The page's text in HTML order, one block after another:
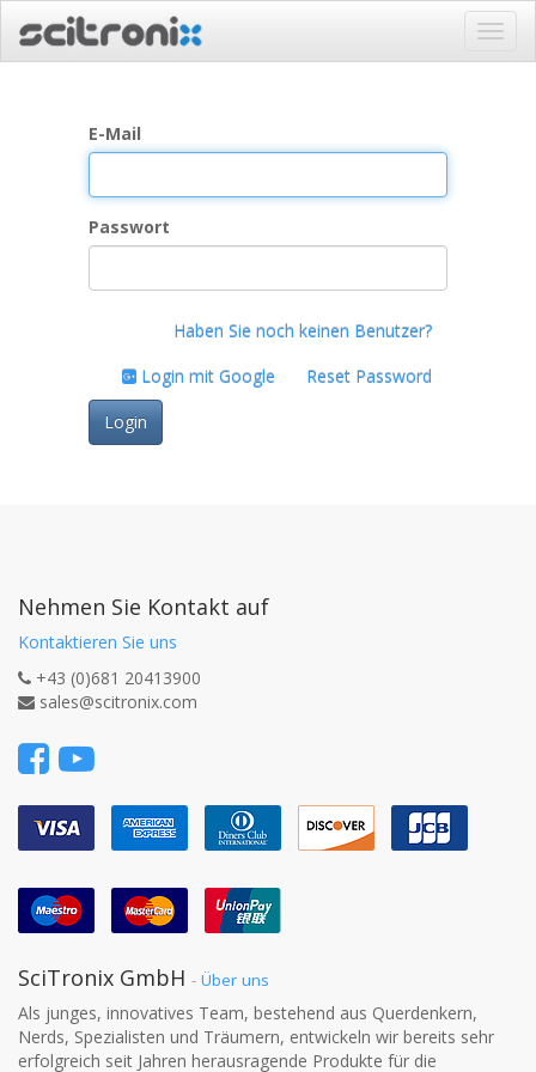
ein-/
E-Mail
Passwort
Haben Sie noch keinen Benutzer?
Reset Password
Login mit Google
Login
Nehmen Sie Kontakt auf
Kontaktieren Sie uns
+43 (0)681 20413900
sales@scitronix.com
SciTronix GmbH - Über uns
Als junges, innovatives Team, bestehend aus Querdenkern,
Nerds, Spezialisten und Träumern, entwickeln wir bereits sehr
erfolgreich seit Jahren herausragende Produkte für die